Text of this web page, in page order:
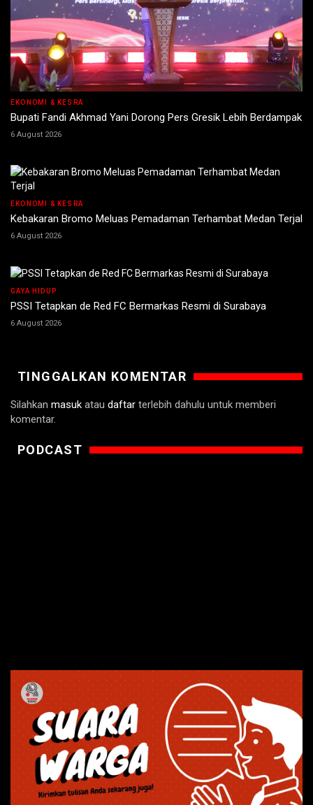
EKONOMI & KESRA
Bupati Fandi Akhmad Yani Dorong Pers Gresik Lebih Berdampak
6 August 2026
EKONOMI & KESRA
Kebakaran Bromo Meluas Pemadaman Terhambat Medan Terjal
6 August 2026
GAYA HIDUP
PSSI Tetapkan de Red FC Bermarkas Resmi di Surabaya
6 August 2026
TINGGALKAN KOMENTAR
Silahkan masuk atau daftar terlebih dahulu untuk memberi
komentar.
PODCAST